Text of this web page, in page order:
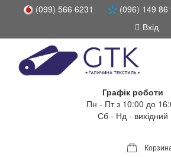
(099) 566 6231
(096) 149 86
Вхід
Графік роботи
Пн - Пт з 10:00 до
Сб - Нд - вихідний